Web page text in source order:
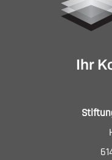
Ihr